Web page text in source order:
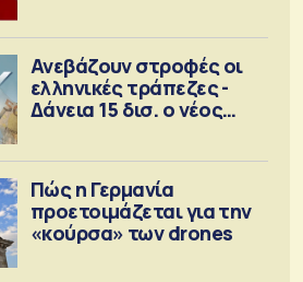
Ανεβάζουν στροφές οι
ελληνικές τράπεζες -
Δάνεια 15 δισ. ο νέος
Πώς η Γερμανία
προετοιμάζεται για την
«κούρσα» των drones